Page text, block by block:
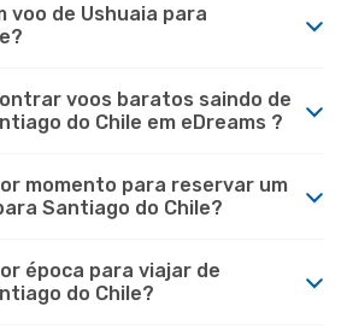
voo de Ushuaia para
voos baratos saindo de
do Chile em eDreams ?
momento para reservar um
Santiago do Chile?
época para viajar de
do Chile?